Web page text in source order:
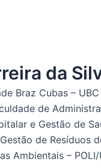
da
Braz Cubas – UBC
de
e Gestão de
de Resíduos
Ambientais – POLI/